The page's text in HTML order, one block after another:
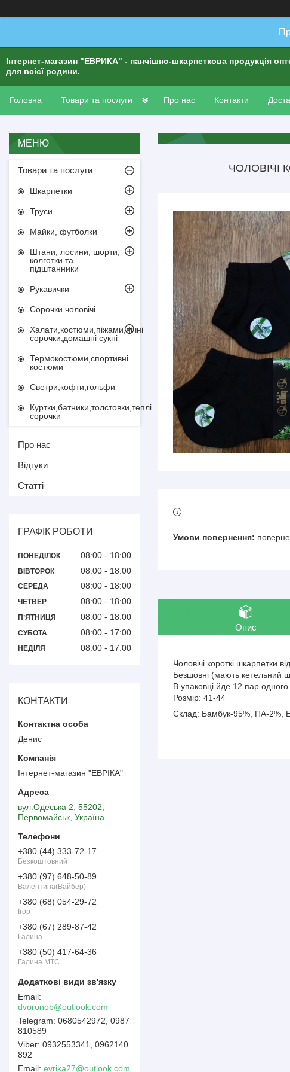
Інтернет-магазин "ЕВРИКА" - панчішно-шкарпеткова продукція
для всієї родини.
Головна Товари та послуги Про нас Контакти
ЧОЛОВІЧІ
Опис
Чоловічі короткі шкарпетки
Безшовні (мають кетельний
В упаковці йде 12 пар
Розмір: 41-44
Склад: Бамбук-95%, ПА-2%,
Товари та послуги
Шкарпетки
Труси
Майки, футболки
Штани, лосини, шорти,
колготки та
підштанники
Рукавички
Сорочки чоловічі
Халати,костюми,піжами,нічні
сорочки,домашні сукні
Термокостюми,спортивні
костюми
Светри,кофти,гольфи
Куртки,батники,толстовки,теплі
сорочки
Про нас
Відгуки
Статті
ГРАФІК РОБОТИ
ПОНЕДІЛОК 08:00 18:00
ВІВТОРОК 08:00 18:00
СЕРЕДА 08:00 18:00
ЧЕТВЕР 08:00 18:00
ПʼЯТНИЦЯ 08:00 18:00
СУБОТА 08:00 17:00
НЕДІЛЯ 08:00 17:00
КОНТАКТИ
Денис
Інтернет-магазин "ЕВРІКА"
вул.Одеська 2, 55202,
Первомайськ, Україна
+380 (44) 333-72-17
Безкоштовний
+380 (97) 648-50-89
Валентина(Вайбер)
+380 (68) 054-29-72
Ігор
+380 (67) 289-87-42
Галина
+380 (50) 417-64-36
Галина МТС
dvoronob@outlook.com
0680542972, 0987
810589
0932553341, 0962140
892
Email evrika27@outlook.com